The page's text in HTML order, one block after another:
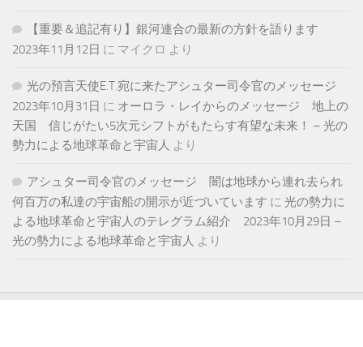
【重要＆追記有り】銀河連合の最新の方針を語ります
2023年11月12日 に マイクロ より
光の預言天使E.T.宛に来たアシュター司令官のメッセージ
2023年10月31日 に オーロラ・レイからのメッセージ 地上の
天国 信じがたい5次元シフトがもたらす有望な未来！ – 光の
勢力による地球革命と宇宙人 より
アシュター司令官のメッセージ 闇は地球から連れ去られ
何百万の私達の宇宙船の開示が近づいています に 光の勢力に
よる地球革命と宇宙人のテレグラム紹介 2023年10月29日 –
光の勢力による地球革命と宇宙人 より